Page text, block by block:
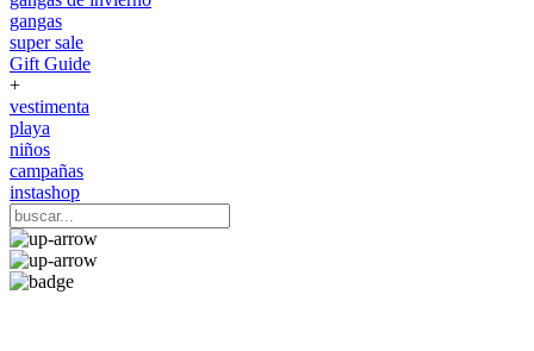
gangas
super sale
Gift Guide
+
vestimenta
playa
niños
campañas
instashop